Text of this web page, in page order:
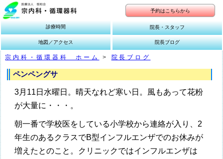
予約はこちらから
院長ブログ
地図／アクセス
院長・スタッフ
診療時間
宗内科・循環器科 ホーム > 院長ブログ
ペンペングサ
3月11日水曜日。晴天なれど寒い日。風もあって花粉
が大量に・・・。
朝一番で学校医をしている小学校から連絡が入り、2
年生のあるクラスでB型インフルエンザでのお休みが
増えたとのこと。クリニックではインフルエンザは